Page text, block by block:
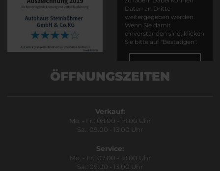
Daten an Dritte
weitergegeben werden.
Wenn Sie damit
einverstanden sind, klicken
Sie bitte auf "Bestätigen".
ÖFFNUNGSZEITEN
Verkauf:
Mo. - Fr.: 08.00 - 18.00 Uhr
Sa.: 09.00 - 13.00 Uhr
Service:
Mo. - Fr.: 07.00 - 18.00 Uhr
Sa.: 09.00 - 13.00 Uhr